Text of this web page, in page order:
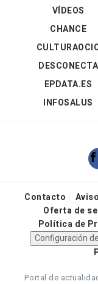
VÍDEOS
CHANCE
DESCONECTA
EPDATA.ES
INFOSALUS
Contacto
Oferta de
Política de
Configuración
Portal de